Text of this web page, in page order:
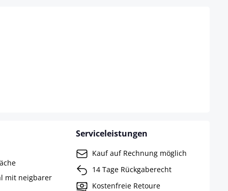
mit neigbarer
Serviceleistungen
Kauf auf Rechnung möglich
14 Tage Rückgaberecht
Kostenfreie Retoure